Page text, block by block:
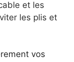
et les
les plis et
vos